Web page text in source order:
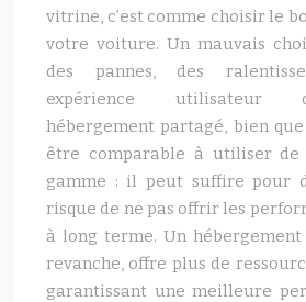
vitrine, c’est comme choisir le
votre voiture. Un mauvais
des pannes, des
expérience utilisateur
hébergement partagé, bien
être comparable à utiliser de
gamme : il peut suffire pour
risque de ne pas offrir les
à long terme. Un hébergement
revanche, offre plus de
garantissant une meilleure